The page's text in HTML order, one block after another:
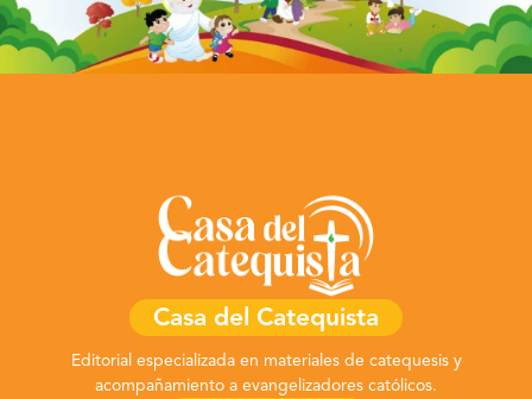
Casa del Catequista
Editorial especializada en materiales de catequesis y
acompañamiento a evangelizadores católicos.